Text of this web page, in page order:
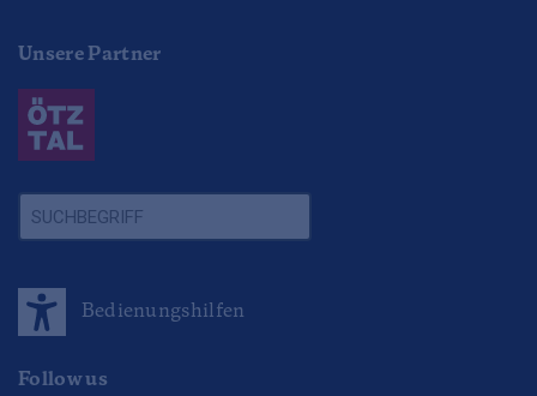
Unsere Partner
Bedienungshilfen
Follow us